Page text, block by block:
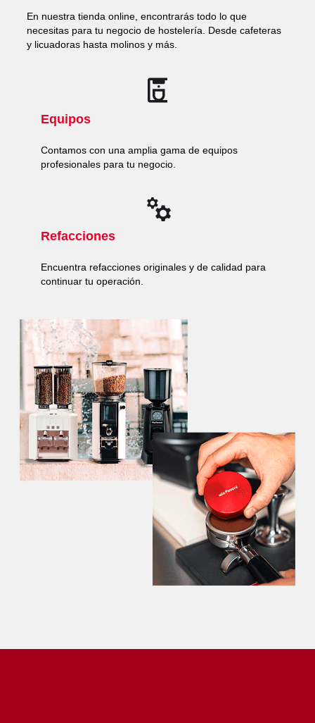
En nuestra tienda online, encontrarás todo lo que
necesitas para tu negocio de hostelería. Desde cafeteras
y licuadoras hasta molinos y más.
Equipos
Contamos con una amplia gama de equipos
profesionales para tu negocio.
Refacciones
Encuentra refacciones originales y de calidad para
continuar tu operación.